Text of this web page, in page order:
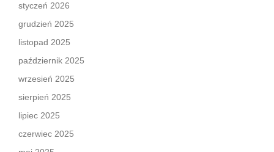
styczeń 2026
grudzień 2025
listopad 2025
październik 2025
wrzesień 2025
sierpień 2025
lipiec 2025
czerwiec 2025